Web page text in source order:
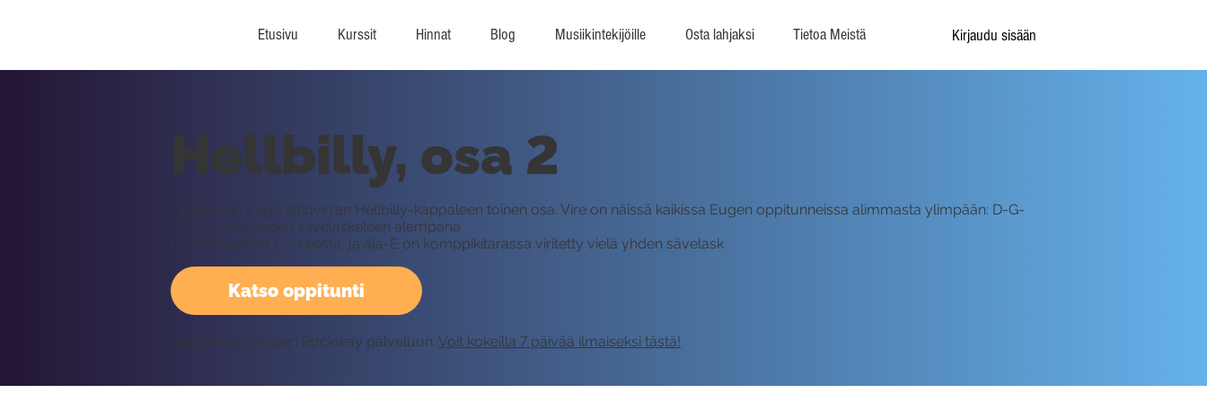
Etusivu Kurssit Hinnat Blog Musiikintekijöille Osta lahjaksi Tietoa Meistä Kirjaudu sisään
Katso oppitunti
Hellbilly, osa 2
Opetellaan Euge Valovirran Hellbilly-kappaleen toinen osa. Vire on näissä kaikissa Eugen oppitunneissa alimmasta ylimpään: D-G-
C-F-A-D. Eli yhden sävelaskeleen alempana
ns. normaalista E-vireestä, ja ala-E on komppikitarassa viritetty vielä yhden sävelask
Vaatii kirjautumisen Rockway palveluun. Voit kokeilla 7 päivää ilmaiseksi tästä!